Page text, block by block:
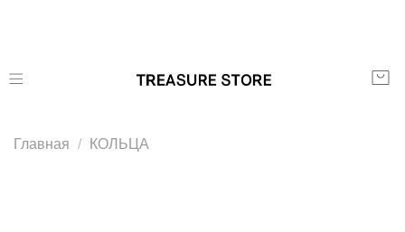
Главная КОЛЬЦА